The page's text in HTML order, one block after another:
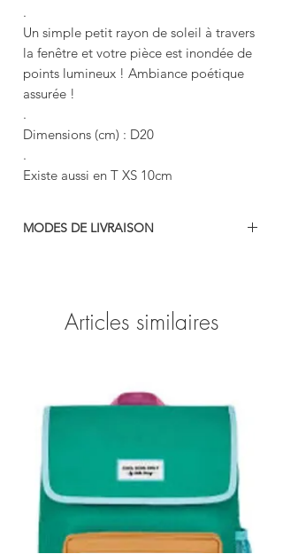
.
Un simple petit rayon de soleil à travers
la fenêtre et votre pièce est inondée de
points lumineux ! Ambiance poétique
assurée !
.
Dimensions (cm) : D20
.
Existe aussi en T XS 10cm
MODES DE LIVRAISON
Articles similaires